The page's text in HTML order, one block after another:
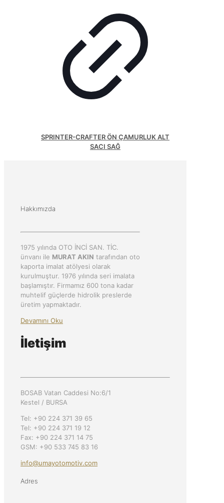
SPRINTER-CRAFTER ÖN ÇAMURLUK ALT
SACI SAĞ
Hakkımızda
1975 yılında OTO İNCİ SAN. TİC.
ünvanı ile MURAT AKIN tarafından oto
kaporta imalat atölyesi olarak
kurulmuştur. 1976 yılında seri imalata
başlamıştır. Firmamız 600 tona kadar
muhtelif güçlerde hidrolik preslerde
üretim yapmaktadır.
Devamını Oku
İletişim
BOSAB Vatan Caddesi No:6/1
Kestel / BURSA
Tel: +90 224 371 39 65
Tel: +90 224 371 19 12
Fax: +90 224 371 14 75
GSM: +90 533 745 83 16
info@umayotomotiv.com
Adres